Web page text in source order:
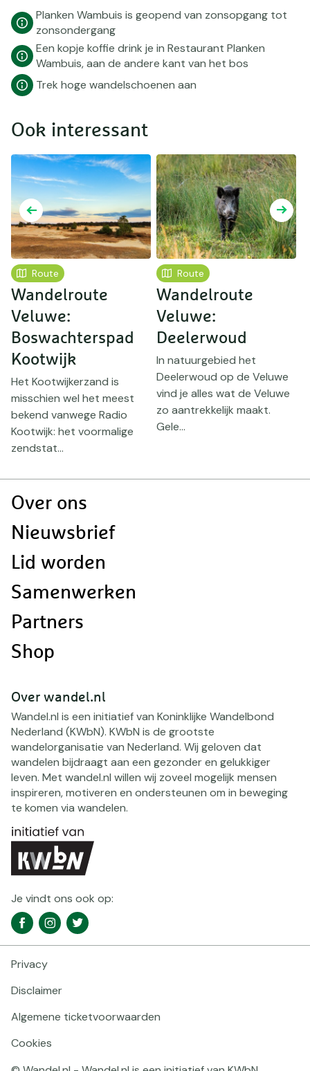
Planken Wambuis is geopend van zonsopgang tot
zonsondergang
Een kopje koffie drink je in Restaurant Planken
Wambuis, aan de andere kant van het bos
Trek hoge wandelschoenen aan
Ook interessant
Route
Wandelroute
Veluwe:
Boswachterspad
Kootwijk
Het Kootwijkerzand is
misschien wel het meest
bekend vanwege Radio
Kootwijk: het voormalige
zendstat...
Route
Wandelroute
Veluwe:
Deelerwoud
In natuurgebied het
Deelerwoud op de Veluwe
vind je alles wat de Veluwe
zo aantrekkelijk maakt.
Gele...
Doormat
Over ons
Nieuwsbrief
Lid worden
Samenwerken
Partners
Shop
Over wandel.nl
Wandel.nl is een initiatief van Koninklijke Wandelbond
Nederland (KWbN). KWbN is de grootste
wandelorganisatie van Nederland. Wij geloven dat
wandelen bijdraagt aan een gezonder en gelukkiger
leven. Met wandel.nl willen wij zoveel mogelijk mensen
inspireren, motiveren en ondersteunen om in beweging
te komen via wandelen.
Je vindt ons ook op:
Social
media
FacebookInstagramTwitter
Footer
navigatie
Privacy
Disclaimer
Algemene ticketvoorwaarden
Cookies